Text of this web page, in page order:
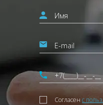
Согласен с